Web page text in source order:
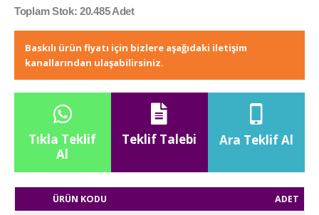
Toplam Stok: 20.485 Adet
Baskılı ürün fiyatı için bizlere aşağıdaki iletişim
kanallarından ulaşabilirsiniz.
Tıkla Teklif
Al
Teklif Talebi Ara Teklif Al
ÜRÜN KODU
ADET